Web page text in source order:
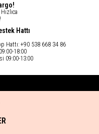
Hattı
Hattı: +90 538 668 34 86
18:00
09:00-13:00